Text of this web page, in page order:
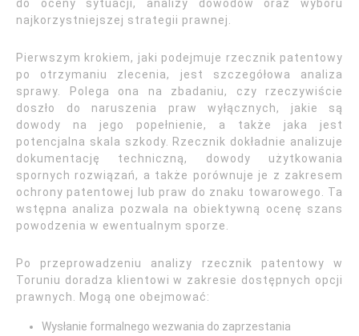
do oceny sytuacji, analizy dowodów oraz wyboru
najkorzystniejszej strategii prawnej.
Pierwszym krokiem, jaki podejmuje rzecznik patentowy
po otrzymaniu zlecenia, jest szczegółowa analiza
sprawy. Polega ona na zbadaniu, czy rzeczywiście
doszło do naruszenia praw wyłącznych, jakie są
dowody na jego popełnienie, a także jaka jest
potencjalna skala szkody. Rzecznik dokładnie analizuje
dokumentację techniczną, dowody użytkowania
spornych rozwiązań, a także porównuje je z zakresem
ochrony patentowej lub praw do znaku towarowego. Ta
wstępna analiza pozwala na obiektywną ocenę szans
powodzenia w ewentualnym sporze.
Po przeprowadzeniu analizy rzecznik patentowy w
Toruniu doradza klientowi w zakresie dostępnych opcji
prawnych. Mogą one obejmować:
Wysłanie formalnego wezwania do zaprzestania